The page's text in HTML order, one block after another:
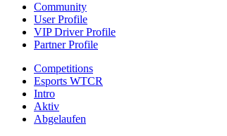
Community
User Profile
VIP Driver Profile
Partner Profile
Competitions
Esports WTCR
Intro
Aktiv
Abgelaufen